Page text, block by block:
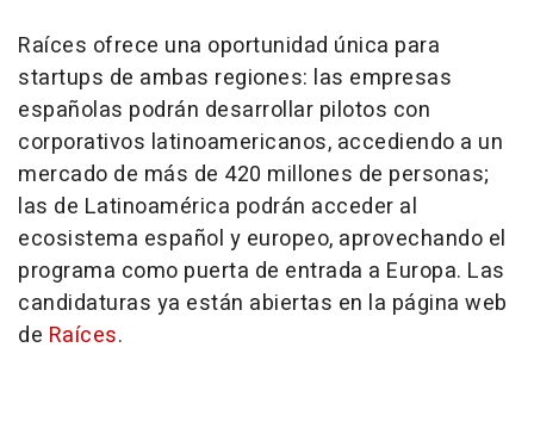
Raíces ofrece una oportunidad única para
startups de ambas regiones: las empresas
españolas podrán desarrollar pilotos con
corporativos latinoamericanos, accediendo a un
mercado de más de 420 millones de personas;
las de Latinoamérica podrán acceder al
ecosistema español y europeo, aprovechando el
programa como puerta de entrada a Europa. Las
candidaturas ya están abiertas en la página web
de Raíces.